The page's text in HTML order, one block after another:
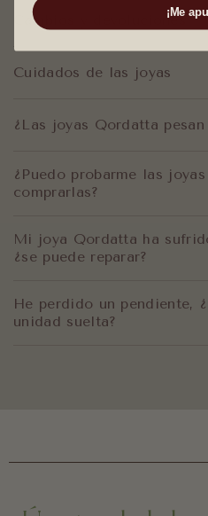
Cambios y devoluciones
Cuidados de las joyas
¿Las joyas Qordatta pesan
¿Puedo probarme las
comprarlas?
Mi joya Qordatta ha
¿se puede reparar?
He perdido un pendiente,
unidad suelta?
¡Me